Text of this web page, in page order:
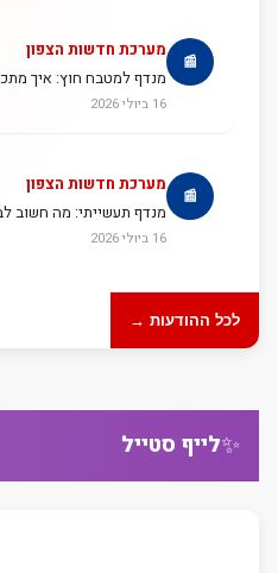
📰
מערכת חדשות הצפון
מנדף למטבח חוץ: איך
16 ביולי 2026
📰
מערכת חדשות הצפון
מנדף תעשייתי: מה חשוב
16 ביולי 2026
לכל ההודעות →
✨לייף סטייל